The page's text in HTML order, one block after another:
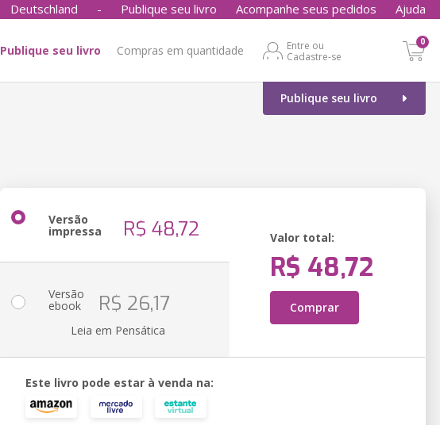
Deutschland - Publique seu livro Acompanhe seus pedidos Ajuda
Publique seu livro Compras em quantidade
Entre ou
Cadastre-se
0
Publique seu livro
Versão
impressa R$ 48,72 Valor total:
R$ 48,72
Comprar
Versão
ebook R$ 26,17
Leia em Pensática
Este livro pode estar à venda na: